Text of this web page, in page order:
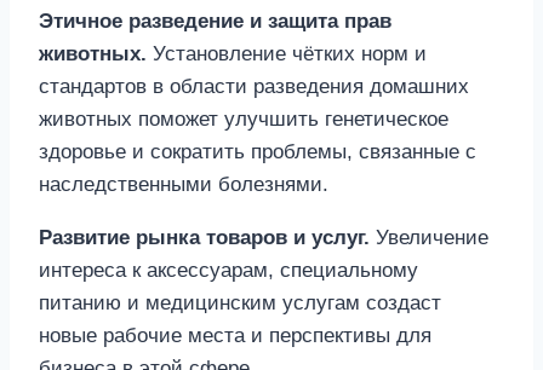
Этичное разведение и защита прав
животных. Установление чётких норм и
стандартов в области разведения домашних
животных поможет улучшить генетическое
здоровье и сократить проблемы, связанные с
наследственными болезнями.
Развитие рынка товаров и услуг. Увеличение
интереса к аксессуарам, специальному
питанию и медицинским услугам создаст
новые рабочие места и перспективы для